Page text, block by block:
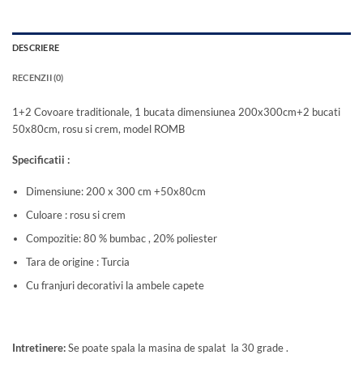
DESCRIERE
RECENZII (0)
1+2 Covoare traditionale, 1 bucata dimensiunea 200x300cm+2 bucati
50x80cm, rosu si crem, model ROMB
Specificatii :
Dimensiune: 200 x 300 cm +50x80cm
Culoare : rosu si crem
Compozitie: 80 % bumbac , 20% poliester
Tara de origine : Turcia
Cu franjuri decorativi la ambele capete
Intretinere:Se poate spala la masina de spalat la 30 grade .